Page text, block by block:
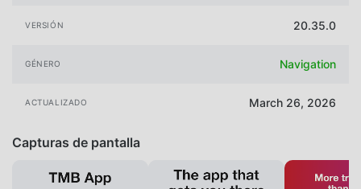
VERSIÓN 20.35.0
GÉNERO Navigation
ACTUALIZADO March 26, 2026
Capturas de pantalla